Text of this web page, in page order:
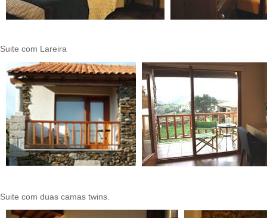
Suite com Lareira
Suite com duas camas twins.